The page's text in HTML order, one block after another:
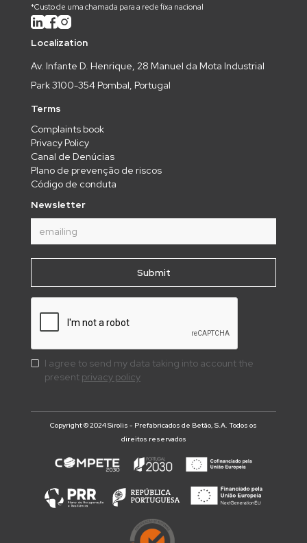
*Custo de uma chamada para a rede fixa nacional
Localization
Av. Infante D. Henrique, 28 Manuel da Mota Industrial
Park 3100-354 Pombal, Portugal
Terms
Complaints book
Privacy Policy
Canal de Denúcias
Plano de prevenção de riscos
Código de conduta
Newsletter
I agree to send my data taking into account the
present privacy policy
Copyright © 2024 Sirolis - Prefabricados de Betão, S.A. Todos os
direitos reservados